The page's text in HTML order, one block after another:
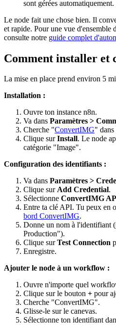
sont gérées automatiquement.
Le node fait une chose bien. Il
et rapide. Pour une vue d'ensemble
consulte notre guide complet
Comment installer et
La mise en place prend environ 5
Installation :
Ouvre ton instance n8n.
Va dans Paramètres >
Cherche "ConvertIMG" dans
Clique surInstall. Le node
catégorie "Image".
Configuration des identifiants :
Va dans Paramètres >
Clique surAdd Credential.
Sélectionne ConvertIMG
Entre ta clé API. Tu peux en
bord ConvertIMG.
Donne un nom à l'identifiant
Production").
Clique surTest Connection
Enregistre.
Ajouter le node à un workflow :
Ouvre n'importe quel
Clique sur le bouton + pour
Cherche "ConvertIMG".
Glisse-le sur le canevas.
Sélectionne ton identifiant